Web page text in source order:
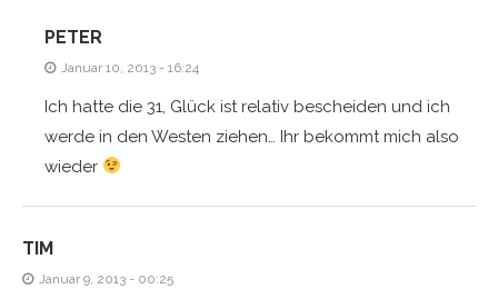
PETER
Januar 10, 2013 - 16:24
Ich hatte die 31, Glück ist relativ bescheiden und ich
werde in den Westen ziehen… Ihr bekommt mich also
wieder
TIM
Januar 9, 2013 - 00:25